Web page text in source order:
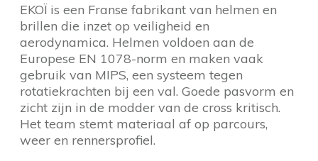
EKOÏ is een Franse fabrikant van helmen en
brillen die inzet op veiligheid en
aerodynamica. Helmen voldoen aan de
Europese EN 1078-norm en maken vaak
gebruik van MIPS, een systeem tegen
rotatiekrachten bij een val. Goede pasvorm en
zicht zijn in de modder van de cross kritisch.
Het team stemt materiaal af op parcours,
weer en rennersprofiel.